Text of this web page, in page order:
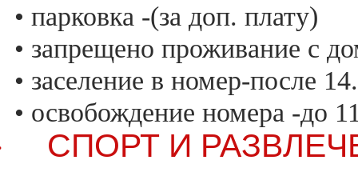
• парковка -(за доп. плату)
• запрещено проживание с
• заселение в номер-после
• освобождение номера -до
СПОРТ И